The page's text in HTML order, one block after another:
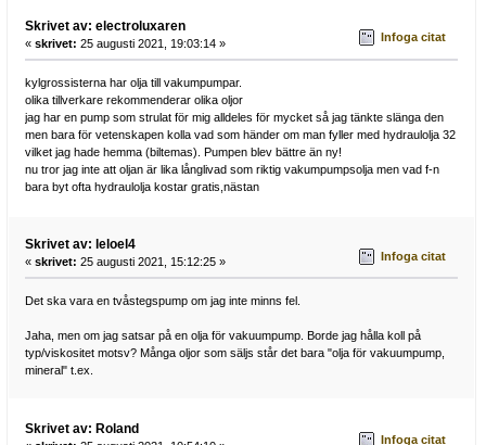
Skrivet av: electroluxaren
« skrivet: 25 augusti 2021, 19:03:14 » Infoga citat
kylgrossisterna har olja till vakumpumpar.
olika tillverkare rekommenderar olika oljor
jag har en pump som strulat för mig alldeles för mycket så jag tänkte slänga den
men bara för vetenskapen kolla vad som händer om man fyller med hydraulolja 32
vilket jag hade hemma (biltemas). Pumpen blev bättre än ny!
nu tror jag inte att oljan är lika långlivad som riktig vakumpumpsolja men vad f-n
bara byt ofta hydraulolja kostar gratis,nästan
Skrivet av: leloel4
« skrivet: 25 augusti 2021, 15:12:25 » Infoga citat
Det ska vara en tvåstegspump om jag inte minns fel.
Jaha, men om jag satsar på en olja för vakuumpump. Borde jag hålla koll på
typ/viskositet motsv? Många oljor som säljs står det bara "olja för vakuumpump,
mineral" t.ex.
Skrivet av: Roland
Infoga citat